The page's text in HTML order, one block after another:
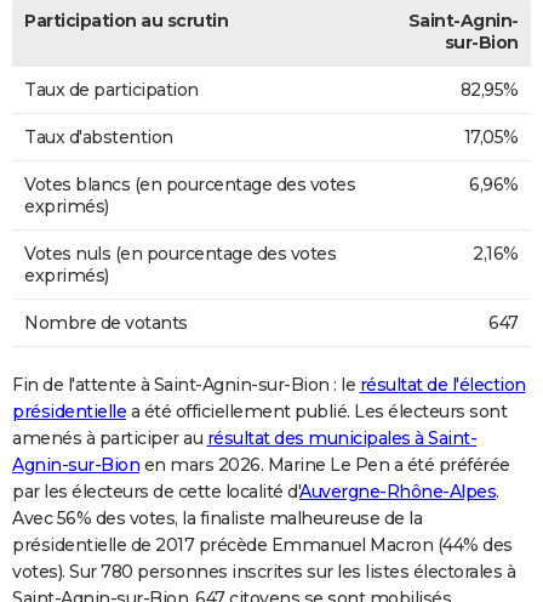
Participation au scrutin
Saint-Agnin-
sur-Bion
Taux de participation 82,95%
Taux d'abstention 17,05%
Votes blancs (en pourcentage des votes
exprimés)
6,96%
Votes nuls (en pourcentage des votes
exprimés)
2,16%
Nombre de votants 647
Fin de l'attente à Saint-Agnin-sur-Bion : le résultat de l'élection
présidentielle a été officiellement publié. Les électeurs sont
amenés à participer au résultat des municipales à Saint-
Agnin-sur-Bion en mars 2026. Marine Le Pen a été préférée
par les électeurs de cette localité d'Auvergne-Rhône-Alpes.
Avec 56% des votes, la finaliste malheureuse de la
présidentielle de 2017 précède Emmanuel Macron (44% des
votes). Sur 780 personnes inscrites sur les listes électorales à